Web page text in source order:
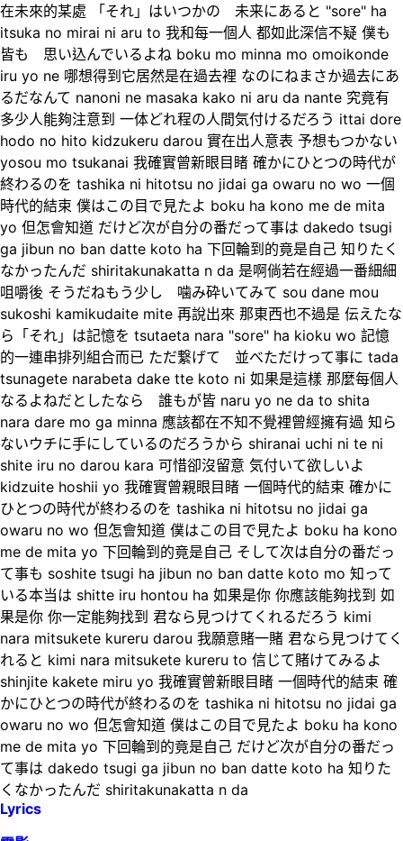
在未來的某處 「それ」はいつかの 未来にあると "sore" ha
itsuka no mirai ni aru to 我和每一個人 都如此深信不疑 僕も
皆も 思い込んでいるよね boku mo minna mo omoikonde
iru yo ne 哪想得到它居然是在過去裡 なのにねまさか過去にあ
るだなんて nanoni ne masaka kako ni aru da nante 究竟有
多少人能夠注意到 一体どれ程の人間気付けるだろう ittai dore
hodo no hito kidzukeru darou 實在出人意表 予想もつかない
yosou mo tsukanai 我確實曾新眼目睹 確かにひとつの時代が
終わるのを tashika ni hitotsu no jidai ga owaru no wo 一個
時代的結束 僕はこの目で見たよ boku ha kono me de mita
yo 但怎會知道 だけど次が自分の番だって事は dakedo tsugi
ga jibun no ban datte koto ha 下回輪到的竟是自己 知りたく
なかったんだ shiritakunakatta n da 是啊倘若在經過一番細細
咀嚼後 そうだねもう少し 噛み砕いてみて sou dane mou
sukoshi kamikudaite mite 再說出來 那東西也不過是 伝えたな
ら「それ」は記憶を tsutaeta nara "sore" ha kioku wo 記憶
的一連串排列組合而已 ただ繋げて 並べただけって事に tada
tsunagete narabeta dake tte koto ni 如果是這樣 那麼每個人
なるよねだとしたなら 誰もが皆 naru yo ne da to shita
nara dare mo ga minna 應該都在不知不覺裡曾經擁有過 知ら
ないウチに手にしているのだろうから shiranai uchi ni te ni
shite iru no darou kara 可惜卻沒留意 気付いて欲しいよ
kidzuite hoshii yo 我確實曾親眼目睹 一個時代的結束 確かに
ひとつの時代が終わるのを tashika ni hitotsu no jidai ga
owaru no wo 但怎會知道 僕はこの目で見たよ boku ha kono
me de mita yo 下回輪到的竟是自己 そして次は自分の番だっ
て事も soshite tsugi ha jibun no ban datte koto mo 知って
いる本当は shitte iru hontou ha 如果是你 你應該能夠找到 如
果是你 你一定能夠找到 君なら見つけてくれるだろう kimi
nara mitsukete kureru darou 我願意賭一賭 君なら見つけてく
れると kimi nara mitsukete kureru to 信じて賭けてみるよ
shinjite kakete miru yo 我確實曾新眼目睹 一個時代的結束 確
かにひとつの時代が終わるのを tashika ni hitotsu no jidai ga
owaru no wo 但怎會知道 僕はこの目で見たよ boku ha kono
me de mita yo 下回輪到的竟是自己 だけど次が自分の番だっ
て事は dakedo tsugi ga jibun no ban datte koto ha 知りた
くなかったんだ shiritakunakatta n da
Lyrics